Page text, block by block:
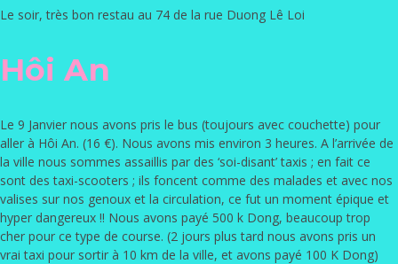
Le soir, très bon restau au 74 de la rue Duong Lê Loi
Hôi An
Le 9 Janvier nous avons pris le bus (toujours avec couchette) pour
aller à Hôi An. (16 €). Nous avons mis environ 3 heures. A l’arrivée de
la ville nous sommes assaillis par des ‘soi-disant’ taxis ; en fait ce
sont des taxi-scooters ; ils foncent comme des malades et avec nos
valises sur nos genoux et la circulation, ce fut un moment épique et
hyper dangereux !! Nous avons payé 500 k Dong, beaucoup trop
cher pour ce type de course. (2 jours plus tard nous avons pris un
vrai taxi pour sortir à 10 km de la ville, et avons payé 100 K Dong)